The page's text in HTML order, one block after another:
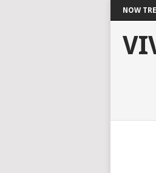
NOW